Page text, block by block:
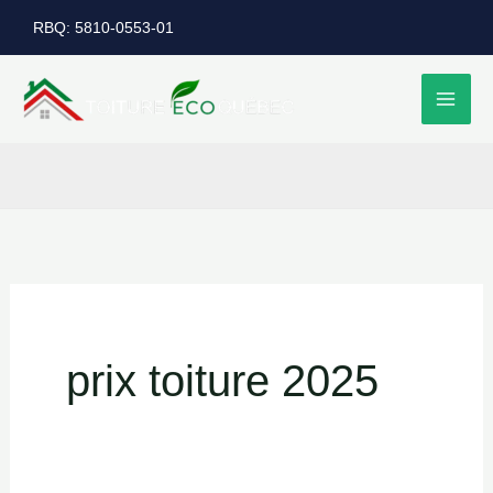
au
contenu
RBQ: 5810-0553-01
prix toiture 2025